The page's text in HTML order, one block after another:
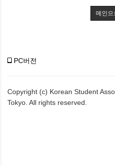
메인으
PC버전
Copyright (c) Korean Student
Tokyo. All rights reserved.